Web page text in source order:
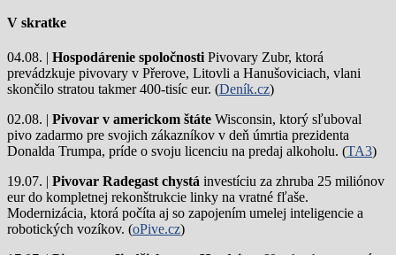
V skratke
04.08. | Hospodárenie spoločnostiPivovary Zubr, ktorá
prevádzkuje pivovary v Přerove, Litovli a Hanušoviciach, vlani
skončilo stratou takmer 400-tisíc eur. (Deník.cz)
02.08. | Pivovar v americkom štáte Wisconsin, ktorý sľuboval
pivo zadarmo pre svojich zákazníkov v deň úmrtia prezidenta
Donalda Trumpa, príde o svoju licenciu na predaj alkoholu. (TA3)
19.07. | Pivovar Radegast chystá investíciu za zhruba 25 miliónov
eur do kompletnej rekonštrukcie linky na vratné fľaše.
Modernizácia, ktorá počíta aj so zapojením umelej inteligencie a
robotických vozíkov. (oPive.cz)